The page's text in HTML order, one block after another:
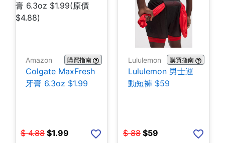
Amazon 購買指南
Colgate MaxFresh
牙膏 6.3oz $1.99
$ 4.88 $1.99
Lululemon 購買指南
Lululemon 男士運
動短褲 $59
$ 88 $59